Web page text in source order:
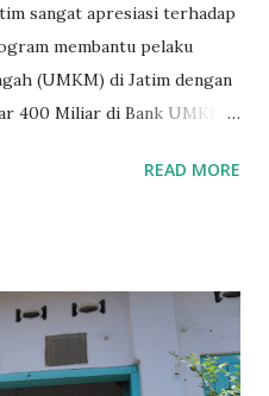
sangat apresiasi terhadap
membantu pelaku
(UMKM) di Jatim dengan
400 Miliar di Bank UMKM
Anggota Komisi
lunak untuk mereka. "
di Blitar,Kediri dan
sana tak mengetahui ada
READ MORE